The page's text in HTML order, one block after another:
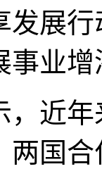
发展
事业增
近年
两国